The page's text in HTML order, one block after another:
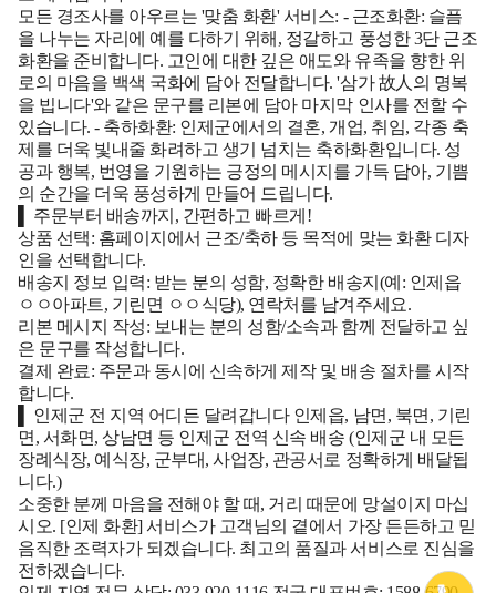
모든 경조사를 아우르는 '맞춤 화환' 서비스: - 근조화환: 슬픔
을 나누는 자리에 예를 다하기 위해, 정갈하고 풍성한 3단 근조
화환을 준비합니다. 고인에 대한 깊은 애도와 유족을 향한 위
로의 마음을 백색 국화에 담아 전달합니다. '삼가 故人의 명복
을 빕니다'와 같은 문구를 리본에 담아 마지막 인사를 전할 수
있습니다.- 축하화환: 인제군에서의 결혼, 개업, 취임, 각종 축
제를 더욱 빛내줄 화려하고 생기 넘치는 축하화환입니다. 성
공과 행복, 번영을 기원하는 긍정의 메시지를 가득 담아, 기쁨
의 순간을 더욱 풍성하게 만들어 드립니다.
▌ 주문부터 배송까지, 간편하고 빠르게!
상품 선택: 홈페이지에서 근조/축하 등 목적에 맞는 화환 디자
인을 선택합니다.
배송지 정보 입력: 받는 분의 성함, 정확한 배송지(예: 인제읍
ㅇㅇ아파트, 기린면 ㅇㅇ식당), 연락처를 남겨주세요.
리본 메시지 작성: 보내는 분의 성함/소속과 함께 전달하고 싶
은 문구를 작성합니다.
결제 완료: 주문과 동시에 신속하게 제작 및 배송 절차를 시작
합니다.
▌ 인제군 전 지역 어디든 달려갑니다 인제읍, 남면, 북면, 기린
면, 서화면, 상남면 등 인제군 전역 신속 배송 (인제군 내 모든
장례식장, 예식장, 군부대, 사업장, 관공서로 정확하게 배달됩
니다.)
소중한 분께 마음을 전해야 할 때, 거리 때문에 망설이지 마십
시오. [인제 화환] 서비스가 고객님의 곁에서 가장 든든하고 믿
음직한 조력자가 되겠습니다. 최고의 품질과 서비스로 진심을
전하겠습니다.